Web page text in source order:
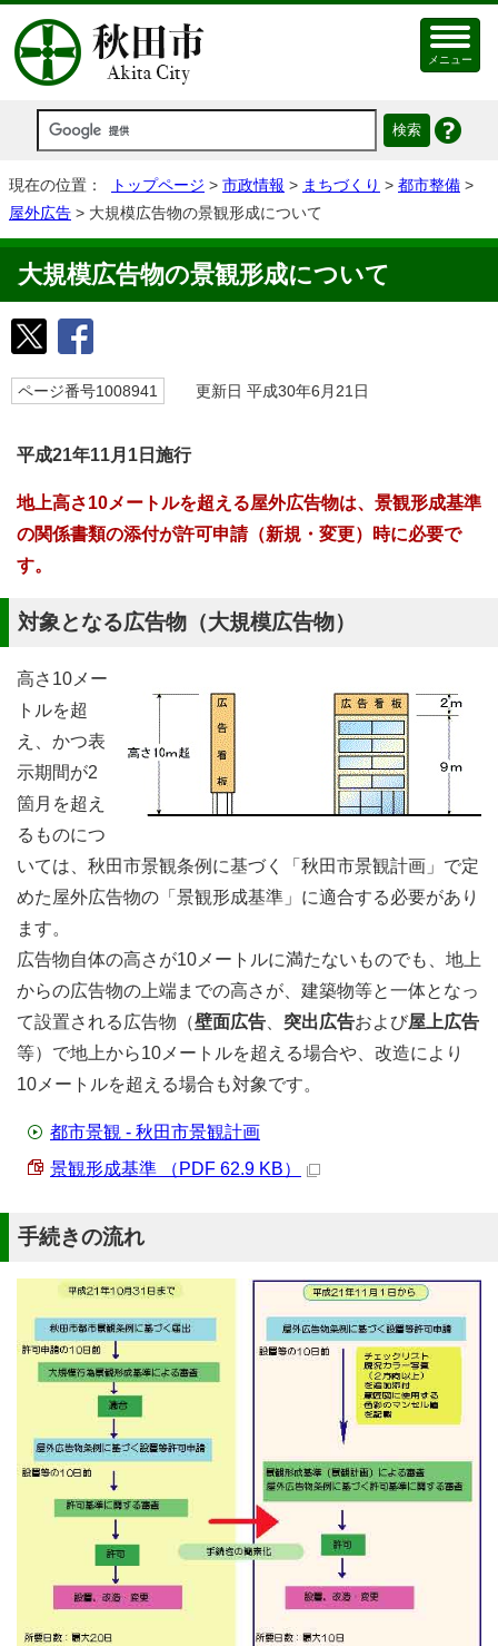
メニュー
現在の位置： トップページ > 市政情報 > まちづくり > 都市整備 >
屋外広告 > 大規模広告物の景観形成について
大規模広告物の景観形成について
ページ番号1008941 更新日 平成30年6月21日
平成21年11月1日施行
地上高さ10メートルを超える屋外広告物は、景観形成基準
の関係書類の添付が許可申請（新規・変更）時に必要で
す。
対象となる広告物（大規模広告物）
高さ10メー
トルを超
え、かつ表
示期間が2
箇月を超え
るものにつ
いては、秋田市景観条例に基づく「秋田市景観計画」で定
めた屋外広告物の「景観形成基準」に適合する必要があり
ます。
広告物自体の高さが10メートルに満たないものでも、地上
からの広告物の上端までの高さが、建築物等と一体となっ
て設置される広告物（壁面広告 突出広告および屋上広告
等）で地上から10メートルを超える場合や、改造により
10メートルを超える場合も対象です。
都市景観 - 秋田市景観計画
景観形成基準 （PDF 62.9 KB）
手続きの流れ